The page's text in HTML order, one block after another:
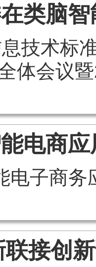
类脑
技术标
体会议
电商
电子商
接创